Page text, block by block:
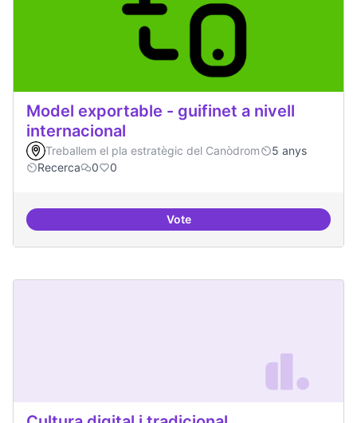
Model exportable - guifinet a nivell
internacional
Treballem el pla estratègic del Canòdrom
5 anys
Recerca
0 0
VoteModel exportable - guifinet a